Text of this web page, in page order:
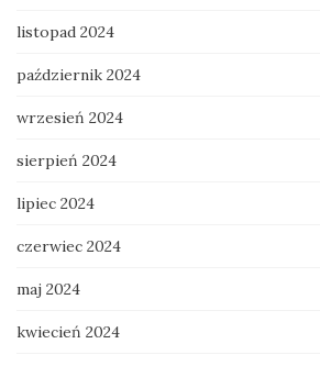
listopad 2024
październik 2024
wrzesień 2024
sierpień 2024
lipiec 2024
czerwiec 2024
maj 2024
kwiecień 2024